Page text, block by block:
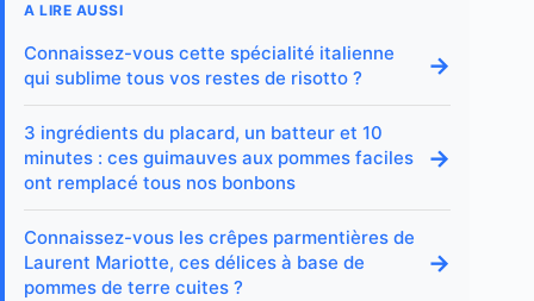
A LIRE AUSSI
Connaissez-vous cette spécialité italienne
qui sublime tous vos restes de risotto ?
→
3 ingrédients du placard, un batteur et 10
minutes : ces guimauves aux pommes faciles
ont remplacé tous nos bonbons
→
Connaissez-vous les crêpes parmentières de
Laurent Mariotte, ces délices à base de
pommes de terre cuites ?
→